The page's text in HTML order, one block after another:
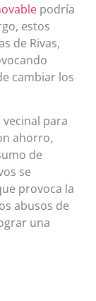
podría
estos
de Rivas,
cambiar los
para
ahorro,
de
se
provoca la
abusos de
una